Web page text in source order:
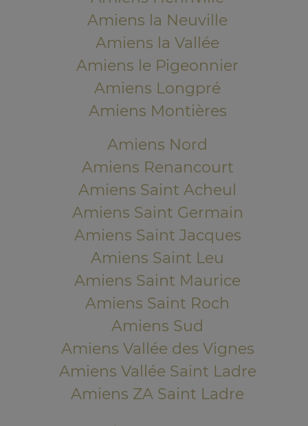
Amiens la Neuville
Amiens la Vallée
Amiens le Pigeonnier
Amiens Longpré
Amiens Montières
Amiens Nord
Amiens Renancourt
Amiens Saint Acheul
Amiens Saint Germain
Amiens Saint Jacques
Amiens Saint Leu
Amiens Saint Maurice
Amiens Saint Roch
Amiens Sud
Amiens Vallée des Vignes
Amiens Vallée Saint Ladre
Amiens ZA Saint Ladre